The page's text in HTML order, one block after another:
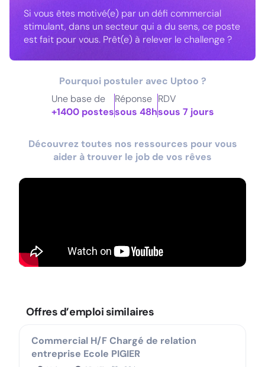
Si vous êtes motivé(e) par un défi commercial
stimulant, dans un secteur qui a du sens, ce poste
est fait pour vous. Prêt(e) à relever le challenge ?
Pourquoi postuler avec Uptoo ?
Une base de
+1400 postes
Réponse
sous 48h
RDV
sous 7 jours
Découvrez toutes nos ressources pour vous
aider à trouver le job de vos rêves
Offres d’emploi similaires
Commercial H/F Chargé de relation
entreprise Ecole PIGIER